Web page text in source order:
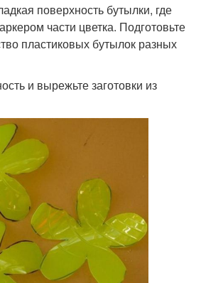
поверхность бутылки, где
части цветка. Подготовьте
пластиковых бутылок разных
и вырежьте заготовки из